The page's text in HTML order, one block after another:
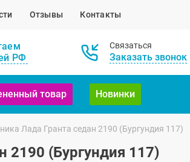
Отзывы Контакты
РФ
Связаться
Заказать звонок
товар Новинки
Лада Гранта седан 2190 (Бургундия 117)
2190 (Бургундия 117)